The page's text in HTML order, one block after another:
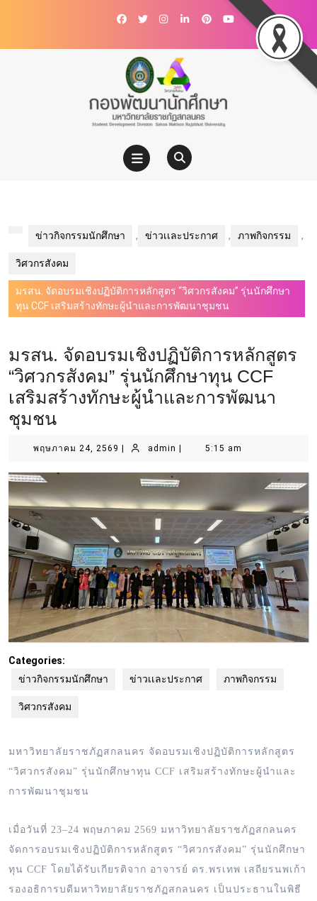
ข่าวกิจกรรมนักศึกษา , ข่าวเเละประกาศ , ภาพกิจกรรม ,
วิศวกรสังคม
มรสน. จัดอบรมเชิงปฏิบัติการหลักสูตร “วิศวกรสังคม” รุ่นนักศึกษา
ทุน CCF เสริมสร้างทักษะผู้นำและการพัฒนาชุมชน
มรสน. จัดอบรมเชิงปฏิบัติการหลักสูตร
“วิศวกรสังคม” รุ่นนักศึกษาทุน CCF
เสริมสร้างทักษะผู้นำและการพัฒนา
ชุมชน
พฤษภาคม 24, 2569 admin 5:15 am
Categories:
ข่าวกิจกรรมนักศึกษา
ข่าวเเละประกาศ ภาพกิจกรรม
วิศวกรสังคม
มหาวิทยาลัยราชภัฏสกลนคร จัดอบรมเชิงปฏิบัติการหลักสูตร
“วิศวกรสังคม” รุ่นนักศึกษาทุน CCF เสริมสร้างทักษะผู้นำและ
การพัฒนาชุมชน
เมื่อวันที่ 23–24 พฤษภาคม 2569 มหาวิทยาลัยราชภัฏสกลนคร
จัดการอบรมเชิงปฏิบัติการหลักสูตร “วิศวกรสังคม” รุ่นนักศึกษา
ทุน CCF โดยได้รับเกียรติจาก อาจารย์ ดร.พรเทพ เสถียรนพเก้า
รองอธิการบดีมหาวิทยาลัยราชภัฏสกลนคร เป็นประธานในพิธี